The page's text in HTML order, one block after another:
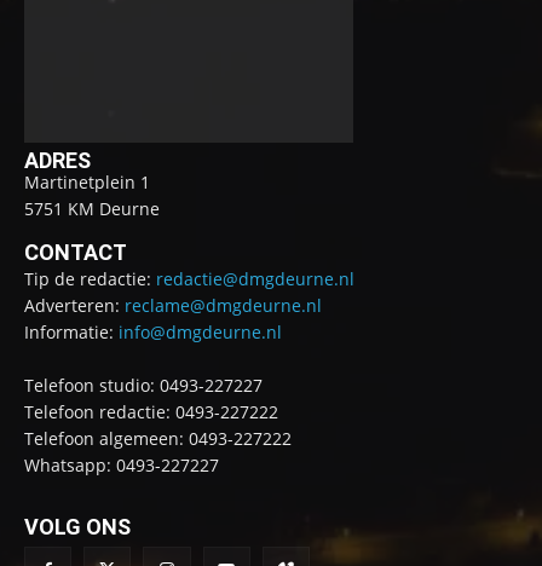
ADRES
Martinetplein 1
5751 KM Deurne
CONTACT
Tip de redactie: redactie@dmgdeurne.nl
Adverteren: reclame@dmgdeurne.nl
Informatie: info@dmgdeurne.nl
Telefoon studio: 0493-227227
Telefoon redactie: 0493-227222
Telefoon algemeen: 0493-227222
Whatsapp: 0493-227227
VOLG ONS